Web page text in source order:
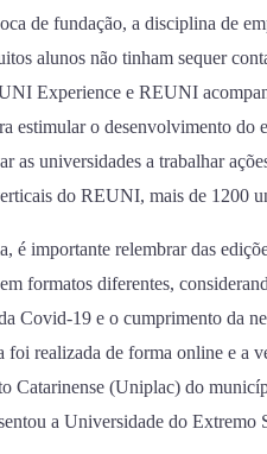
de fundação, a disciplina de
alunos não tinham sequer
Experience e REUNI
estimular o desenvolvimento do
as universidades a trabalhar
do REUNI, mais de 1200
é importante relembrar das
formatos diferentes,
Covid-19 e o cumprimento da
foi realizada de forma online e a
Catarinense (Uniplac) do
a Universidade do